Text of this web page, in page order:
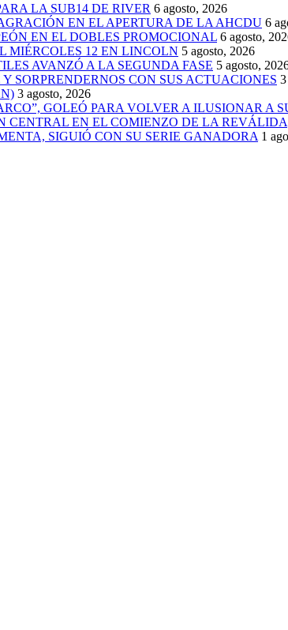
LA SUB14 DE RIVER 6 agosto, 2026
EN EL APERTURA DE LA AHCDU 6
EN EL DOBLES PROMOCIONAL 6 agosto,
MIÉRCOLES 12 EN LINCOLN 5 agosto, 2026
AVANZÓ A LA SEGUNDA FASE 5 agosto,
SORPRENDERNOS CON SUS ACTUACIONES
3 agosto, 2026
GOLEÓ PARA VOLVER A ILUSIONAR A
CENTRAL EN EL COMIENZO DE LA REVÁLIDA
SIGUIÓ CON SU SERIE GANADORA 1